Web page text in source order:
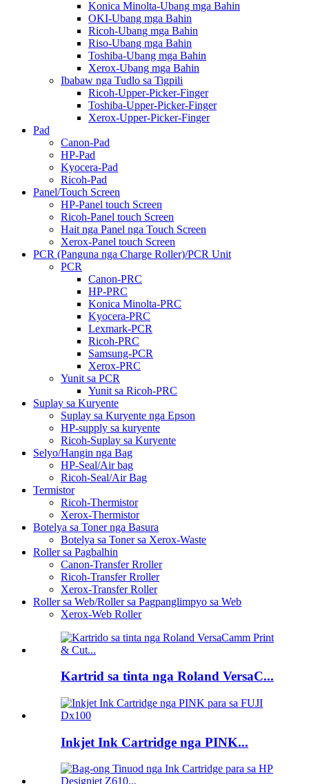
Konica Minolta-Ubang mga Bahin
OKI-Ubang mga Bahin
Ricoh-Ubang mga Bahin
Riso-Ubang mga Bahin
Toshiba-Ubang mga Bahin
Xerox-Ubang mga Bahin
Ibabaw nga Tudlo sa Tigpili
Ricoh-Upper-Picker-Finger
Toshiba-Upper-Picker-Finger
Xerox-Upper-Picker-Finger
Pad
Canon-Pad
HP-Pad
Kyocera-Pad
Ricoh-Pad
Panel/Touch Screen
HP-Panel touch Screen
Ricoh-Panel touch Screen
Hait nga Panel nga Touch Screen
Xerox-Panel touch Screen
PCR (Panguna nga Charge Roller)/PCR Unit
PCR
Canon-PRC
HP-PRC
Konica Minolta-PRC
Kyocera-PRC
Lexmark-PCR
Ricoh-PRC
Samsung-PCR
Xerox-PRC
Yunit sa PCR
Yunit sa Ricoh-PRC
Suplay sa Kuryente
Suplay sa Kuryente nga Epson
HP-supply sa kuryente
Ricoh-Suplay sa Kuryente
Selyo/Hangin nga Bag
HP-Seal/Air bag
Ricoh-Seal/Air Bag
Termistor
Ricoh-Thermistor
Xerox-Thermistor
Botelya sa Toner nga Basura
Botelya sa Toner sa Xerox-Waste
Roller sa Pagbalhin
Canon-Transfer Rroller
Ricoh-Transfer Rroller
Xerox-Transfer Roller
Roller sa Web/Roller sa Pagpanglimpyo sa Web
Xerox-Web Roller
Kartrid sa tinta nga Roland VersaC...
Inkjet Ink Cartridge nga PINK...